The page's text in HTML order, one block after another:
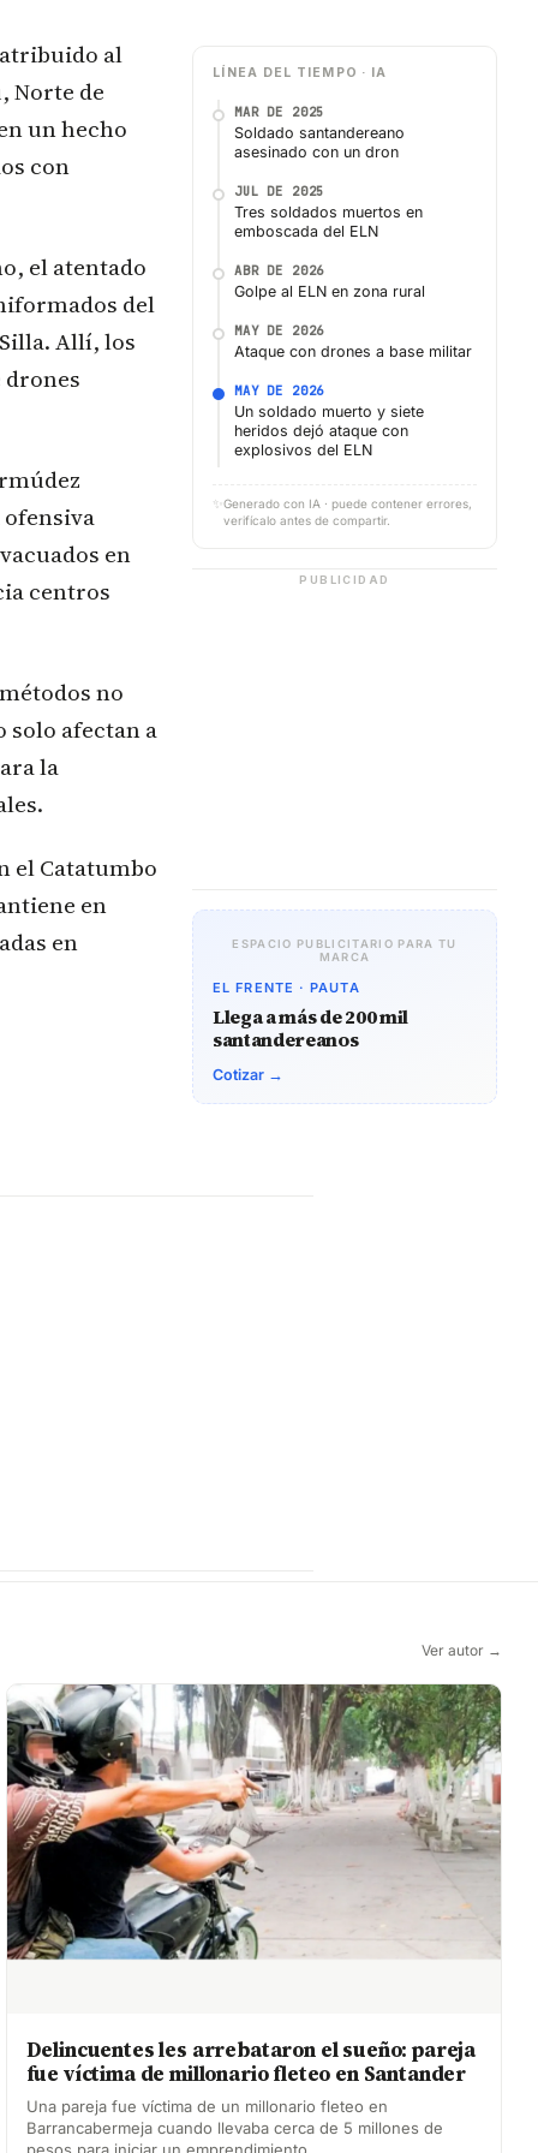
al
Norte de
un hecho
con
el atentado
del
Allí, los
drones
en
centros
no
solo afectan a
la
el Catatumbo
en
en
LÍNEA DEL TIEMPO · IA
MAR DE 2025
Soldado santandereano
asesinado con un dron
JUL DE 2025
Tres soldados muertos en
emboscada del ELN
ABR DE 2026
Golpe al ELN en zona rural
MAY DE 2026
Ataque con drones a base militar
MAY DE 2026
Un soldado muerto y siete
heridos dejó ataque con
explosivos del ELN
✨ Generado con IA · puede contener errores,
verifícalo antes de compartir.
PUBLICIDAD
ESPACIO PUBLICITARIO PARA TU
MARCA
EL FRENTE · PAUTA
Llega a más de 200 mil
santandereanos
Cotizar →
Ver autor →
Delincuentes les arrebataron el sueño: pareja
fue víctima de millonario fleteo en Santander
Una pareja fue víctima de un millonario fleteo en
Barrancabermeja cuando llevaba cerca de 5 millones de